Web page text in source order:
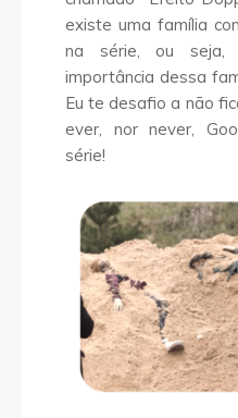
existe uma família
na série, ou seja,
importância dessa
Eu te desafio a não
ever, nor never,
série!